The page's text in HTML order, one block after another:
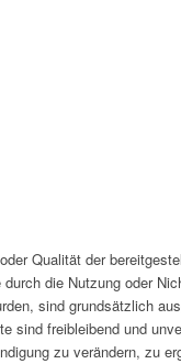
Qualität der
die Nutzung oder
sind grundsätzlich
sind freibleibend und
zu verändern, zu